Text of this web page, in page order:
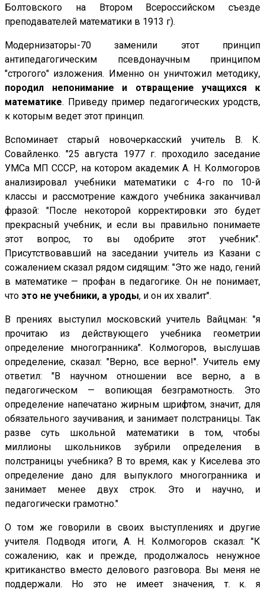
Болтовского на Втором Всероссийском съезде
преподавателей математики в 1913 г).
Модернизаторы-70 заменили этот принцип
антипедагогическим псевдонаучным принципом
"строгого" изложения. Именно он уничтожил методику,
породил непонимание и отвращение учащихся к
математике. Приведу пример педагогических уродств,
к которым ведет этот принцип.
Вспоминает старый новочеркасский учитель В. К.
Совайленко. "25 августа 1977 г. проходило заседание
УМСа МП СССР, на котором академик А. Н. Колмогоров
анализировал учебники математики с 4-го по 10-й
классы и рассмотрение каждого учебника заканчивал
фразой: "После некоторой корректировки это будет
прекрасный учебник, и если вы правильно понимаете
этот вопрос, то вы одобрите этот учебник".
Присутствовавший на заседании учитель из Казани с
сожалением сказал рядом сидящим: "Это же надо, гений
в математике — профан в педагогике. Он не понимает,
что это не учебники, а уроды, и он их хвалит".
В прениях выступил московский учитель Вайцман: "я
прочитаю из действующего учебника геометрии
определение многогранника". Колмогоров, выслушав
определение, сказал: "Верно, все верно!". Учитель ему
ответил: "В научном отношении все верно, а в
педагогическом — вопиющая безграмотность. Это
определение напечатано жирным шрифтом, значит, для
обязательного заучивания, и занимает полстраницы. Так
разве суть школьной математики в том, чтобы
миллионы школьников зубрили определения в
полстраницы учебника? В то время, как у Киселева это
определение дано для выпуклого многогранника и
занимает менее двух строк. Это и научно, и
педагогически грамотно."
О том же говорили в своих выступлениях и другие
учителя. Подводя итоги, A. Н. Колмогоров сказал: "К
сожалению, как и прежде, продолжалось ненужное
критиканство вместо делового разговора. Вы меня не
поддержали. Но это не имеет значения, т. к. я